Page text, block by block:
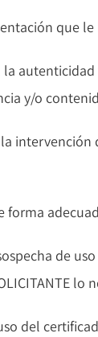
que
y/o
intervención
forma
de
del